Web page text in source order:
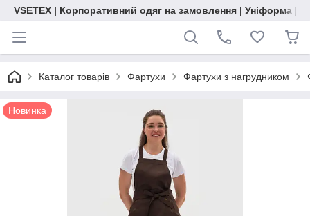
VSETEX | Корпоративний одяг на замовлення | Уніформа |
Каталог товарів Фартухи Фартухи з нагрудником
Новинка